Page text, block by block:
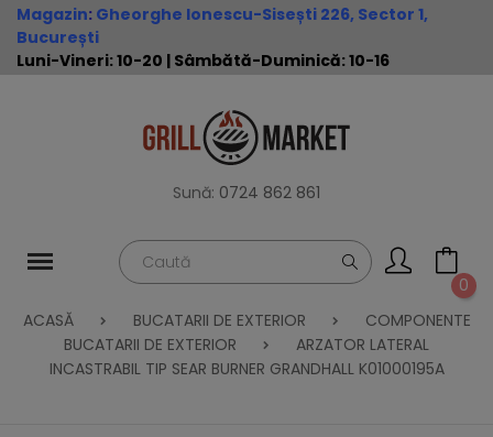
Magazin: Gheorghe Ionescu-Sisești 226, Sector 1,
București
Luni-Vineri: 10-20 | Sâmbătă-Duminică: 10-16
Sună: 0724 862 861
0
ACASĂ
BUCATARII DE EXTERIOR
COMPONENTE
BUCATARII DE EXTERIOR
ARZATOR LATERAL
INCASTRABIL TIP SEAR BURNER GRANDHALL K01000195A